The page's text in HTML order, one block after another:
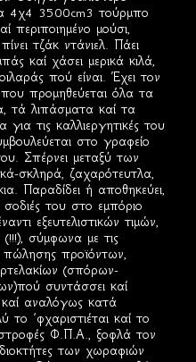
4χ4 3500cm3 τούρμπο
περιποιημένο μούσι,
τζάκ ντάνιελ. Πάει
καί χάσει μερικά κιλά,
πού είναι. Έχει τον
προμηθεύεται όλα τα
τά λιπάσματα καί τα
για τις καλλιεργητικές του
στο γραφείο
Σπέρνει μεταξύ των
σκληρά, ζαχαρότευτλα,
Παραδίδει ή αποθηκεύει,
του στο εμπόριο
εξευτελιστικών τιμών,
(!!!), σύμφωνα με τις
πώλησης προϊόντων,
(σπόρων-
συντάσσει καί
αναλόγως κατά
΄φχαριστιέται καί το
Φ.Π.Α., ξοφλά τον
των χωραφιών